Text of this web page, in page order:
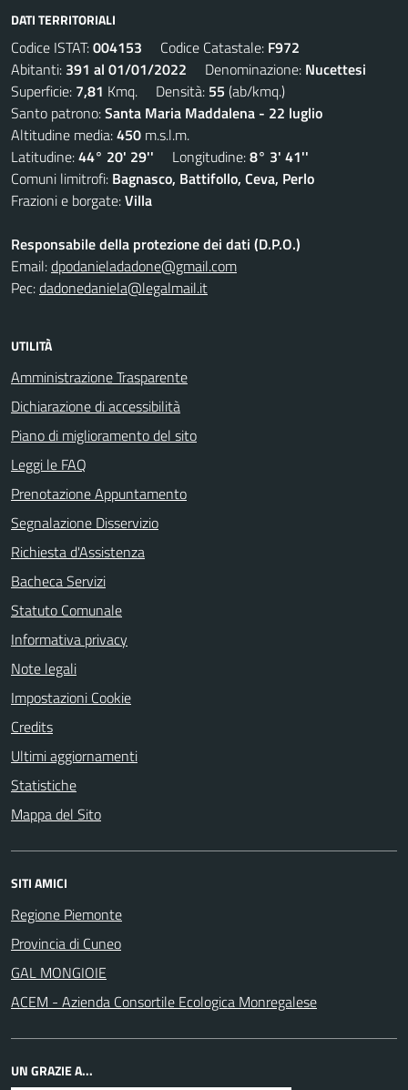
DATI TERRITORIALI
Codice ISTAT:004153 Codice Catastale: F972
Abitanti: 391 al 01/01/2022 Denominazione: Nucettesi
Superficie: 7,81 Kmq. Densità: 55 (ab/kmq.)
Santo patrono:Santa Maria Maddalena - 22 luglio
Altitudine media:450 m.s.l.m.
Latitudine:44° 20' 29'' Longitudine:8° 3' 41''
Comuni limitrofi: Bagnasco, Battifollo, Ceva, Perlo
Frazioni e borgate:Villa
Responsabile della protezione dei dati (D.P.O.)
Email:dpodanieladadone@gmail.com
Pec:dadonedaniela@legalmail.it
UTILITÀ
Amministrazione Trasparente
Dichiarazione di accessibilità
Piano di miglioramento del sito
Leggi le FAQ
Prenotazione Appuntamento
Segnalazione Disservizio
Richiesta d'Assistenza
Bacheca Servizi
Statuto Comunale
Informativa privacy
Note legali
Impostazioni Cookie
Credits
Ultimi aggiornamenti
Statistiche
Mappa del Sito
SITI AMICI
Regione Piemonte
Provincia di Cuneo
GAL MONGIOIE
ACEM - Azienda Consortile Ecologica Monregalese
UN GRAZIE A...